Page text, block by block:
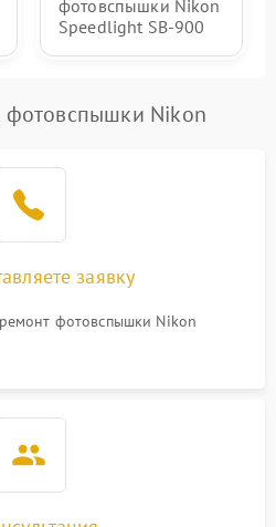
фотовспышки Nikon
Speedlight SB-900
фотовспышки Nikon
заявку
ремонт фотовспышки Nikon